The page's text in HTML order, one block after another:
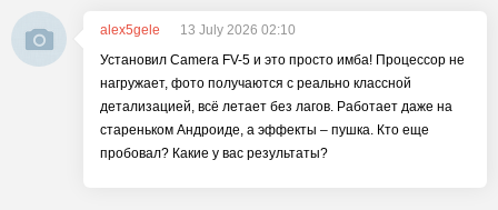
alex5gele
13 July 2026 02:10
Установил Camera FV-5 и это просто имба! Процессор не
нагружает, фото получаются с реально классной
детализацией, всё летает без лагов. Работает даже на
стареньком Андроиде, а эффекты – пушка. Кто еще
пробовал? Какие у вас результаты?